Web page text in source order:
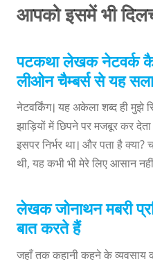
आपको इसमें भी
पटकथा लेखक नेटवर्क कैसे
लीओन चैम्बर्स से यह
नेटवर्किंग। यह अकेला शब्द ही मुझे
झाड़ियों में छिपने पर मजबूर कर देता
इसपर निर्भर था। और पता है क्या?
थी, यह कभी भी मेरे लिए आसान
सकती, लेकिन मैं इतना शर्त जरूर
स्थिति भी ऐसी ही होगी। ऐसा
निर्माता लीओन चैम्बर्स की नीचे
इसके बाद नेटवर्किंग परिस्थितियों
लेखक जोनाथन मबरी
बात करते हैं
जहाँ तक कहानी कहने के व्यवसाय